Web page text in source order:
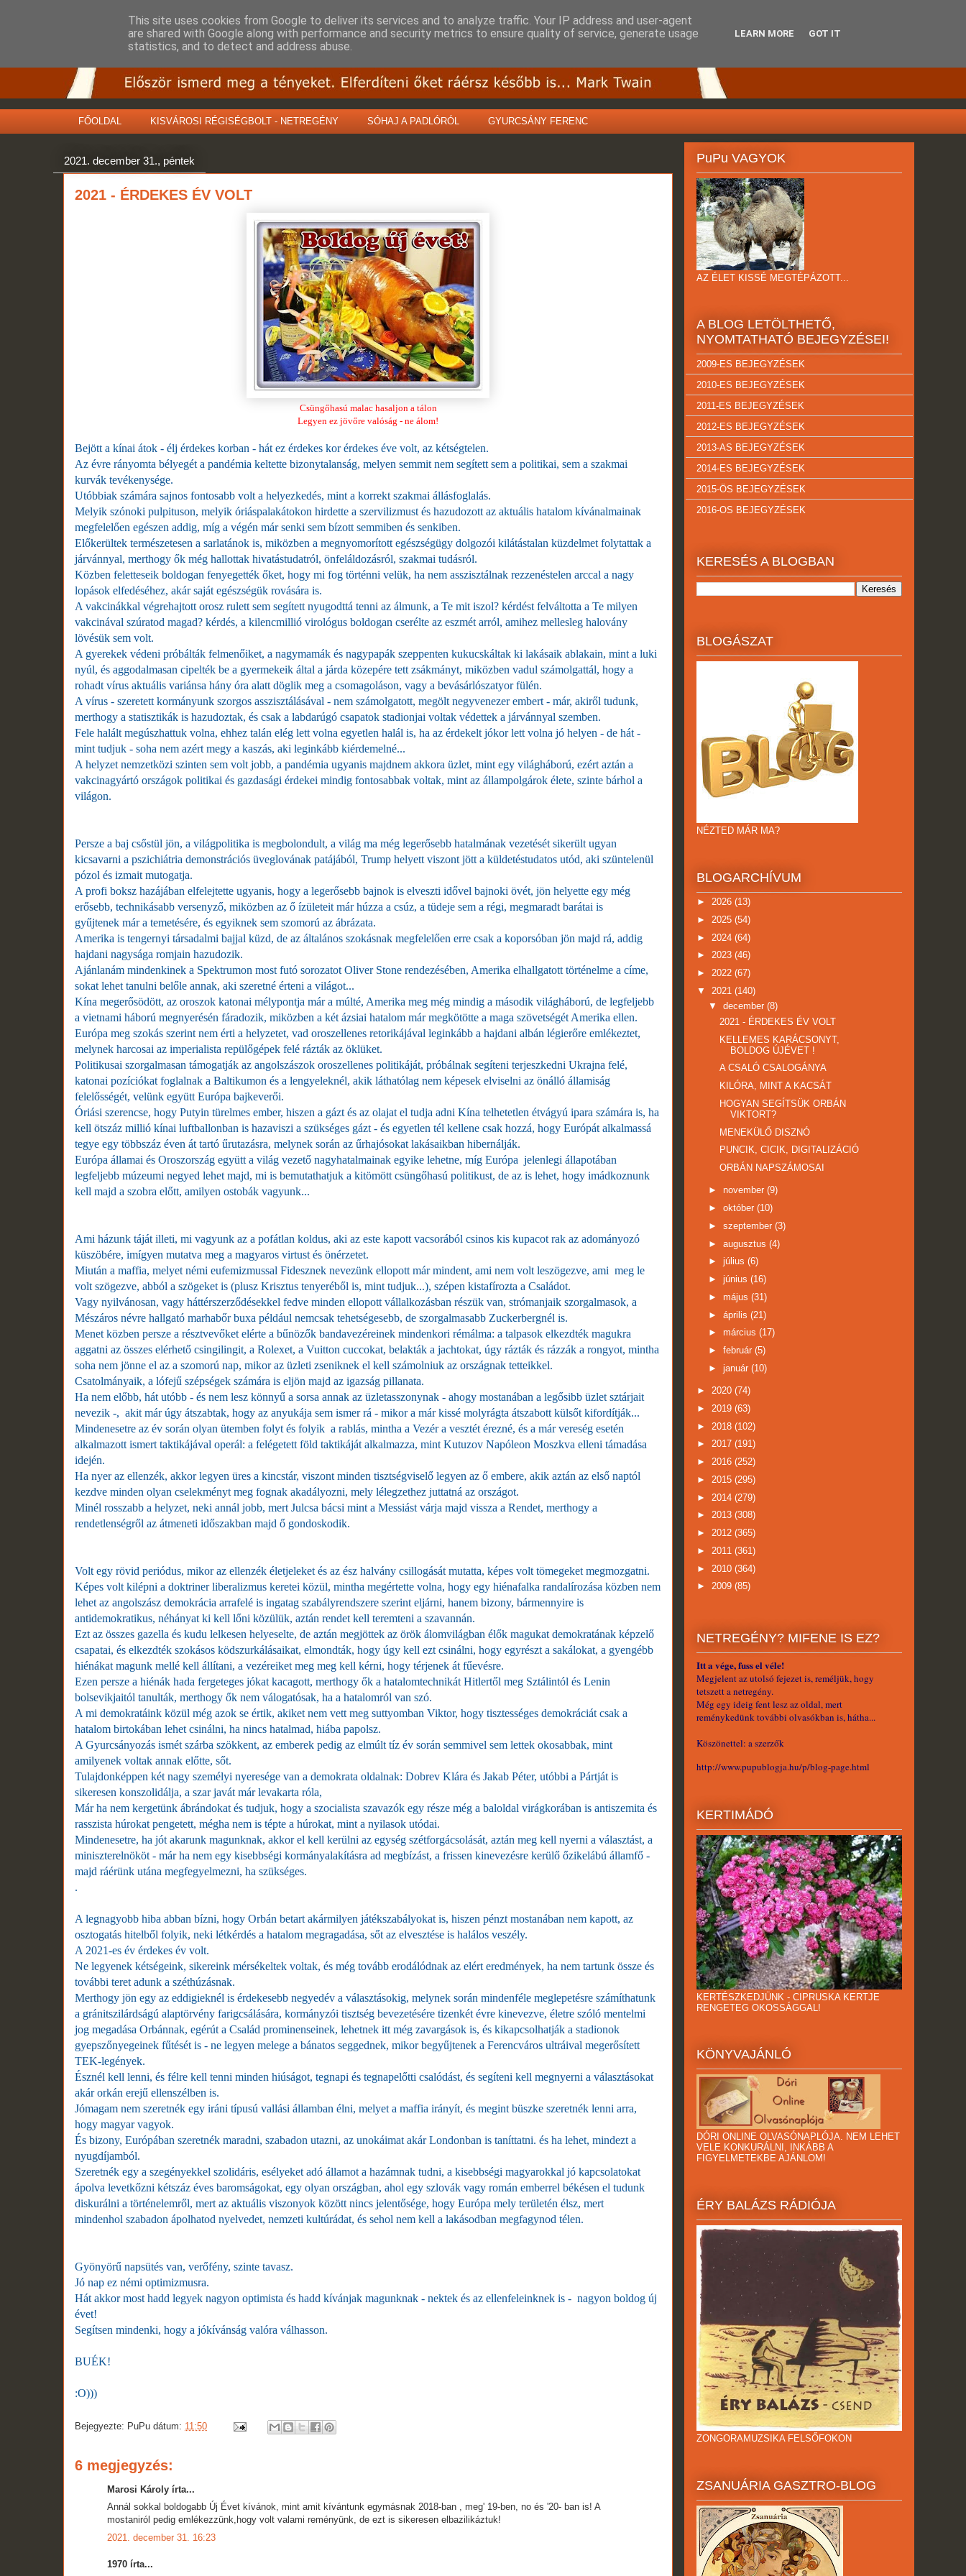
FŐOLDAL KISVÁROSI RÉGISÉGBOLT - NETREGÉNY SÓHAJ A PADLÓRÓL GYURCSÁNY FERENC
2021. december 31., péntek
2021 - ÉRDEKES ÉV VOLT
Csüngőhasú malac hasaljon a tálon
Legyen ez jövőre valóság - ne álom!
Bejött a kínai átok - élj érdekes korban - hát ez érdekes kor érdekes éve volt, az kétségtelen.
Az évre rányomta bélyegét a pandémia keltette bizonytalanság, melyen semmit nem segített sem a politikai, sem a szakmai
kurvák tevékenysége.
Utóbbiak számára sajnos fontosabb volt a helyezkedés, mint a korrekt szakmai állásfoglalás.
Melyik szónoki pulpituson, melyik óriáspalakátokon hirdette a szervilizmust és hazudozott az aktuális hatalom kívánalmainak
megfelelően egészen addig, míg a végén már senki sem bízott semmiben és senkiben.
Előkerültek természetesen a sarlatánok is, miközben a megnyomorított egészségügy dolgozói kilátástalan küzdelmet folytattak a
járvánnyal, merthogy ők még hallottak hivatástudatról, önfeláldozásról, szakmai tudásról.
Közben feletteseik boldogan fenyegették őket, hogy mi fog történni velük, ha nem asszisztálnak rezzenéstelen arccal a nagy
lopások elfedéséhez, akár saját egészségük rovására is.
A vakcinákkal végrehajtott orosz rulett sem segített nyugodttá tenni az álmunk, a Te mit iszol? kérdést felváltotta a Te milyen
vakcinával szúratod magad? kérdés, a kilencmillió virológus boldogan cserélte az eszmét arról, amihez mellesleg halovány
lövésük sem volt.
A gyerekek védeni próbálták felmenőiket, a nagymamák és nagypapák szeppenten kukucskáltak ki lakásaik ablakain, mint a luki
nyúl, és aggodalmasan cipelték be a gyermekeik által a járda közepére tett zsákmányt, miközben vadul számolgattál, hogy a
rohadt vírus aktuális variánsa hány óra alatt döglik meg a csomagoláson, vagy a bevásárlószatyor fülén.
A vírus - szeretett kormányunk szorgos asszisztálásával - nem számolgatott, megölt negyvenezer embert - már, akiről tudunk,
merthogy a statisztikák is hazudoztak, és csak a labdarúgó csapatok stadionjai voltak védettek a járvánnyal szemben.
Fele halált megúszhattuk volna, ehhez talán elég lett volna egyetlen halál is, ha az érdekelt jókor lett volna jó helyen - de hát -
mint tudjuk - soha nem azért megy a kaszás, aki leginkább kiérdemelné...
A helyzet nemzetközi szinten sem volt jobb, a pandémia ugyanis majdnem akkora üzlet, mint egy világháború, ezért aztán a
vakcinagyártó országok politikai és gazdasági érdekei mindig fontosabbak voltak, mint az állampolgárok élete, szinte bárhol a
világon.
Persze a baj csőstül jön, a világpolitika is megbolondult, a világ ma még legerősebb hatalmának vezetését sikerült ugyan
kicsavarni a pszichiátria demonstrációs üveglovának patájából, Trump helyett viszont jött a küldetéstudatos utód, aki szüntelenül
pózol és izmait mutogatja.
A profi boksz hazájában elfelejtette ugyanis, hogy a legerősebb bajnok is elveszti idővel bajnoki övét, jön helyette egy még
erősebb, technikásabb versenyző, miközben az ő ízületeit már húzza a csúz, a tüdeje sem a régi, megmaradt barátai is
gyűjtenek már a temetésére, és egyiknek sem szomorú az ábrázata.
Amerika is tengernyi társadalmi bajjal küzd, de az általános szokásnak megfelelően erre csak a koporsóban jön majd rá, addig
hajdani nagysága romjain hazudozik.
Ajánlanám mindenkinek a Spektrumon most futó sorozatot Oliver Stone rendezésében, Amerika elhallgatott történelme a címe,
sokat lehet tanulni belőle annak, aki szeretné érteni a világot...
Kína megerősödött, az oroszok katonai mélypontja már a múlté, Amerika meg még mindig a második világháború, de legfeljebb
a vietnami háború megnyerésén fáradozik, miközben a két ázsiai hatalom már megkötötte a maga szövetségét Amerika ellen.
Európa meg szokás szerint nem érti a helyzetet, vad oroszellenes retorikájával leginkább a hajdani albán légierőre emlékeztet,
melynek harcosai az imperialista repülőgépek felé rázták az öklüket.
Politikusai szorgalmasan támogatják az angolszászok oroszellenes politikáját, próbálnak segíteni terjeszkedni Ukrajna felé,
katonai pozíciókat foglalnak a Baltikumon és a lengyeleknél, akik láthatólag nem képesek elviselni az önálló államiság
felelősségét, velünk együtt Európa bajkeverői.
Óriási szerencse, hogy Putyin türelmes ember, hiszen a gázt és az olajat el tudja adni Kína telhetetlen étvágyú ipara számára is, ha
kell ötszáz millió kínai luftballonban is hazaviszi a szükséges gázt - és egyetlen tél kellene csak hozzá, hogy Európát alkalmassá
tegye egy többszáz éven át tartó űrutazásra, melynek során az űrhajósokat lakásaikban hibernálják.
Európa államai és Oroszország együtt a világ vezető nagyhatalmainak egyike lehetne, míg Európa jelenlegi állapotában
legfeljebb múzeumi negyed lehet majd, mi is bemutathatjuk a kitömött csüngőhasú politikust, de az is lehet, hogy imádkoznunk
kell majd a szobra előtt, amilyen ostobák vagyunk...
Ami házunk táját illeti, mi vagyunk az a pofátlan koldus, aki az este kapott vacsorából csinos kis kupacot rak az adományozó
küszöbére, imígyen mutatva meg a magyaros virtust és önérzetet.
Miután a maffia, melyet némi eufemizmussal Fidesznek nevezünk ellopott már mindent, ami nem volt leszögezve, ami meg le
volt szögezve, abból a szögeket is (plusz Krisztus tenyeréből is, mint tudjuk...), szépen kistafírozta a Családot.
Vagy nyilvánosan, vagy háttérszerződésekkel fedve minden ellopott vállalkozásban részük van, strómanjaik szorgalmasok, a
Mészáros névre hallgató marhabőr buxa például nemcsak tehetségesebb, de szorgalmasabb Zuckerbergnél is.
Menet közben persze a résztvevőket elérte a bűnözők bandavezéreinek mindenkori rémálma: a talpasok elkezdték magukra
aggatni az összes elérhető csingilingit, a Rolexet, a Vuitton cuccokat, belakták a jachtokat, úgy rázták és rázzák a rongyot, mintha
soha nem jönne el az a szomorú nap, mikor az üzleti zseniknek el kell számolniuk az országnak tetteikkel.
Csatolmányaik, a lófejű szépségek számára is eljön majd az igazság pillanata.
Ha nem előbb, hát utóbb - és nem lesz könnyű a sorsa annak az üzletasszonynak - ahogy mostanában a legősibb üzlet sztárjait
nevezik -, akit már úgy átszabtak, hogy az anyukája sem ismer rá - mikor a már kissé molyrágta átszabott külsőt kifordítják...
Mindenesetre az év során olyan ütemben folyt és folyik a rablás, mintha a Vezér a vesztét érezné, és a már vereség esetén
alkalmazott ismert taktikájával operál: a felégetett föld taktikáját alkalmazza, mint Kutuzov Napóleon Moszkva elleni támadása
idején.
Ha nyer az ellenzék, akkor legyen üres a kincstár, viszont minden tisztségviselő legyen az ő embere, akik aztán az első naptól
kezdve minden olyan cselekményt meg fognak akadályozni, mely lélegzethez juttatná az országot.
Minél rosszabb a helyzet, neki annál jobb, mert Julcsa bácsi mint a Messiást várja majd vissza a Rendet, merthogy a
rendetlenségről az átmeneti időszakban majd ő gondoskodik.
Volt egy rövid periódus, mikor az ellenzék életjeleket és az ész halvány csillogását mutatta, képes volt tömegeket megmozgatni.
Képes volt kilépni a doktriner liberalizmus keretei közül, mintha megértette volna, hogy egy hiénafalka randalírozása közben nem
lehet az angolszász demokrácia arrafelé is ingatag szabályrendszere szerint eljárni, hanem bizony, bármennyire is
antidemokratikus, néhányat ki kell lőni közülük, aztán rendet kell teremteni a szavannán.
Ezt az összes gazella és kudu lelkesen helyeselte, de aztán megjöttek az örök álomvilágban élők magukat demokratának képzelő
csapatai, és elkezdték szokásos ködszurkálásaikat, elmondták, hogy úgy kell ezt csinálni, hogy egyrészt a sakálokat, a gyengébb
hiénákat magunk mellé kell állítani, a vezéreiket meg meg kell kérni, hogy térjenek át fűevésre.
Ezen persze a hiénák hada fergeteges jókat kacagott, merthogy ők a hatalomtechnikát Hitlertől meg Sztálintól és Lenin
bolsevikjaitól tanulták, merthogy ők nem válogatósak, ha a hatalomról van szó.
A mi demokratáink közül még azok se értik, akiket nem vett meg suttyomban Viktor, hogy tisztességes demokráciát csak a
hatalom birtokában lehet csinálni, ha nincs hatalmad, hiába papolsz.
A Gyurcsányozás ismét szárba szökkent, az emberek pedig az elmúlt tíz év során semmivel sem lettek okosabbak, mint
amilyenek voltak annak előtte, sőt.
Tulajdonképpen két nagy személyi nyeresége van a demokrata oldalnak: Dobrev Klára és Jakab Péter, utóbbi a Pártját is
sikeresen konszolidálja, a szar javát már levakarta róla,
Már ha nem kergetünk ábrándokat és tudjuk, hogy a szocialista szavazók egy része még a baloldal virágkorában is antiszemita és
rasszista húrokat pengetett, mégha nem is tépte a húrokat, mint a nyilasok utódai.
Mindenesetre, ha jót akarunk magunknak, akkor el kell kerülni az egység szétforgácsolását, aztán meg kell nyerni a választást, a
miniszterelnököt - már ha nem egy kisebbségi kormányalakításra ad megbízást, a frissen kinevezésre kerülő őzikelábú államfő -
majd ráérünk utána megfegyelmezni, ha szükséges.
.
A legnagyobb hiba abban bízni, hogy Orbán betart akármilyen játékszabályokat is, hiszen pénzt mostanában nem kapott, az
osztogatás hitelből folyik, neki létkérdés a hatalom megragadása, sőt az elvesztése is halálos veszély.
A 2021-es év érdekes év volt.
Ne legyenek kétségeink, sikereink mérsékeltek voltak, és még tovább erodálódnak az elért eredmények, ha nem tartunk össze és
további teret adunk a széthúzásnak.
Merthogy jön egy az eddigieknél is érdekesebb negyedév a választásokig, melynek során mindenféle meglepetésre számíthatunk
a gránitszilárdságú alaptörvény farigcsálására, kormányzói tisztség bevezetésére tizenkét évre kinevezve, életre szóló mentelmi
jog megadása Orbánnak, egérút a Család prominenseinek, lehetnek itt még zavargások is, és kikapcsolhatják a stadionok
gyepszőnyegeinek fűtését is - ne legyen melege a bánatos seggednek, mikor begyűjtenek a Ferencváros ultráival megerősített
TEK-legények.
Észnél kell lenni, és félre kell tenni minden hiúságot, tegnapi és tegnapelőtti csalódást, és segíteni kell megnyerni a választásokat
akár orkán erejű ellenszélben is.
Jómagam nem szeretnék egy iráni típusú vallási államban élni, melyet a maffia irányít, és megint büszke szeretnék lenni arra,
hogy magyar vagyok.
És bizony, Európában szeretnék maradni, szabadon utazni, az unokáimat akár Londonban is taníttatni. és ha lehet, mindezt a
nyugdíjamból.
Szeretnék egy a szegényekkel szolidáris, esélyeket adó államot a hazámnak tudni, a kisebbségi magyarokkal jó kapcsolatokat
ápolva levetkőzni kétszáz éves baromságokat, egy olyan országban, ahol egy szlovák vagy román emberrel békésen el tudunk
diskurálni a történelemről, mert az aktuális viszonyok között nincs jelentősége, hogy Európa mely területén élsz, mert
mindenhol szabadon ápolhatod nyelvedet, nemzeti kultúrádat, és sehol nem kell a lakásodban megfagynod télen.
Gyönyörű napsütés van, verőfény, szinte tavasz.
Jó nap ez némi optimizmusra.
Hát akkor most hadd legyek nagyon optimista és hadd kívánjak magunknak - nektek és az ellenfeleinknek is - nagyon boldog új
évet!
Segítsen mindenki, hogy a jókívánság valóra válhasson.
BUÉK!
:O)))
Bejegyezte: PuPu dátum: 11:50
6 megjegyzés:
Marosi Károly írta...
Annál sokkal boldogabb Új Évet kívánok, mint amit kívántunk egymásnak 2018-ban , meg' 19-ben, no és '20- ban is! A
mostaniról pedig emlékezzünk,hogy volt valami reményünk, de ezt is sikeresen elbazilikáztuk!
2021. december 31. 16:23
1970 írta...
PuPu VAGYOK
AZ ÉLET KISSÉ MEGTÉPÁZOTT...
A BLOG LETÖLTHETŐ,
NYOMTATHATÓ BEJEGYZÉSEI!
2009-ES BEJEGYZÉSEK
2010-ES BEJEGYZÉSEK
2011-ES BEJEGYZÉSEK
2012-ES BEJEGYZÉSEK
2013-AS BEJEGYZÉSEK
2014-ES BEJEGYZÉSEK
2015-ÖS BEJEGYZÉSEK
2016-OS BEJEGYZÉSEK
KERESÉS A BLOGBAN
BLOGÁSZAT
NÉZTED MÁR MA?
BLOGARCHÍVUM
► 2026 (13)
► 2025 (54)
► 2024 (64)
► 2023 (46)
► 2022 (67)
▼ 2021 (140)
▼ december (8)
2021 - ÉRDEKES ÉV VOLT
KELLEMES KARÁCSONYT,
BOLDOG ÚJÉVET !
A CSALÓ CSALOGÁNYA
KILÓRA, MINT A KACSÁT
HOGYAN SEGÍTSÜK ORBÁN
VIKTORT?
MENEKÜLŐ DISZNÓ
PUNCIK, CICIK, DIGITALIZÁCIÓ
ORBÁN NAPSZÁMOSAI
► november (9)
► október (10)
► szeptember (3)
► augusztus (4)
► július (6)
► június (16)
► május (31)
► április (21)
► március (17)
► február (5)
► január (10)
► 2020 (74)
► 2019 (63)
► 2018 (102)
► 2017 (191)
► 2016 (252)
► 2015 (295)
► 2014 (279)
► 2013 (308)
► 2012 (365)
► 2011 (361)
► 2010 (364)
► 2009 (85)
NETREGÉNY? MIFENE IS EZ?
Itt a vége, fuss el véle!
Megjelent az utolsó fejezet is, reméljük, hogy
tetszett a netregény.
Még egy ideig fent lesz az oldal, mert
reménykedünk további olvasókban is, hátha...
Köszönettel: a szerzők
http://www.pupublogja.hu/p/blog-page.html
KERTIMÁDÓ
KERTÉSZKEDJÜNK - CIPRUSKA KERTJE
RENGETEG OKOSSÁGGAL!
KÖNYVAJÁNLÓ
DÓRI ONLINE OLVASÓNAPLÓJA. NEM LEHET
VELE KONKURÁLNI, INKÁBB A
FIGYELMETEKBE AJÁNLOM!
ÉRY BALÁZS RÁDIÓJA
ZONGORAMUZSIKA FELSŐFOKON
ZSANUÁRIA GASZTRO-BLOG
This site uses cookies from Google to deliver its services and to analyze traffic. Your IP address and user-agent
are shared with Google along with performance and security metrics to ensure quality of service, generate usage
statistics, and to detect and address abuse.
LEARN MORE GOT IT